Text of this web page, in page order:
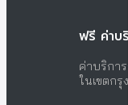
ฟรี ค่าบ
ค่าบริกา
ในเขตก